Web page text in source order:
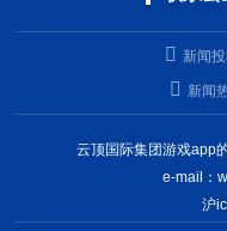
新闻
新闻
云顶国际集团游戏app
e-mail：
沪